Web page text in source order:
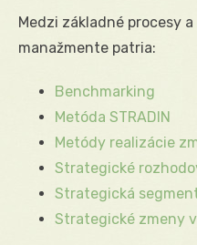
Medzi základné procesy
manažmente patria:
Benchmarking
Metóda STRADIN
Metódy realizácie
Strategické
Strategická
Strategické zmeny